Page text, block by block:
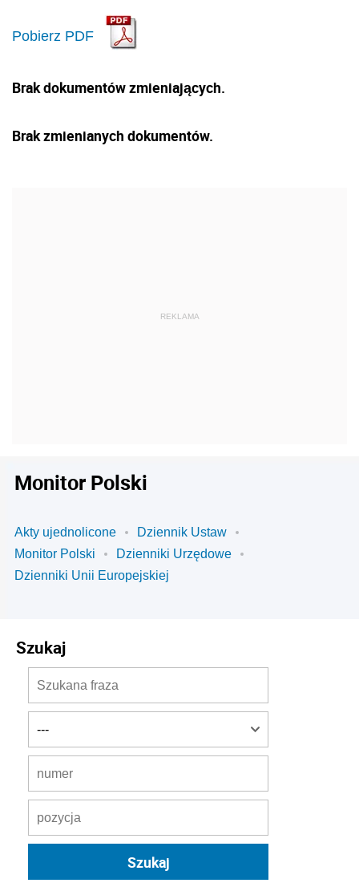
Pobierz PDF
Brak dokumentów zmieniających.
Brak zmienianych dokumentów.
Monitor Polski
Akty ujednolicone
Dziennik Ustaw
Monitor Polski
Dzienniki Urzędowe
Dzienniki Unii Europejskiej
Szukaj